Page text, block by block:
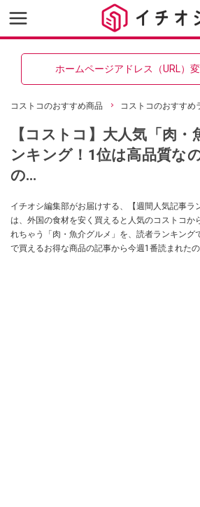
ホームページアドレス（URL）
コストコのおすすめ商品 コストコのおすすめ
【コストコ】大人気「肉・
ンキング！1位は高品質な
の…
イチオシ編集部がお届けする、【週間人気記事ラ
は、外国の食材を安く買えると人気のコストコか
れちゃう「肉・魚介グルメ」を、読者ランキング
で買えるお得な商品の記事から今週1番読まれた